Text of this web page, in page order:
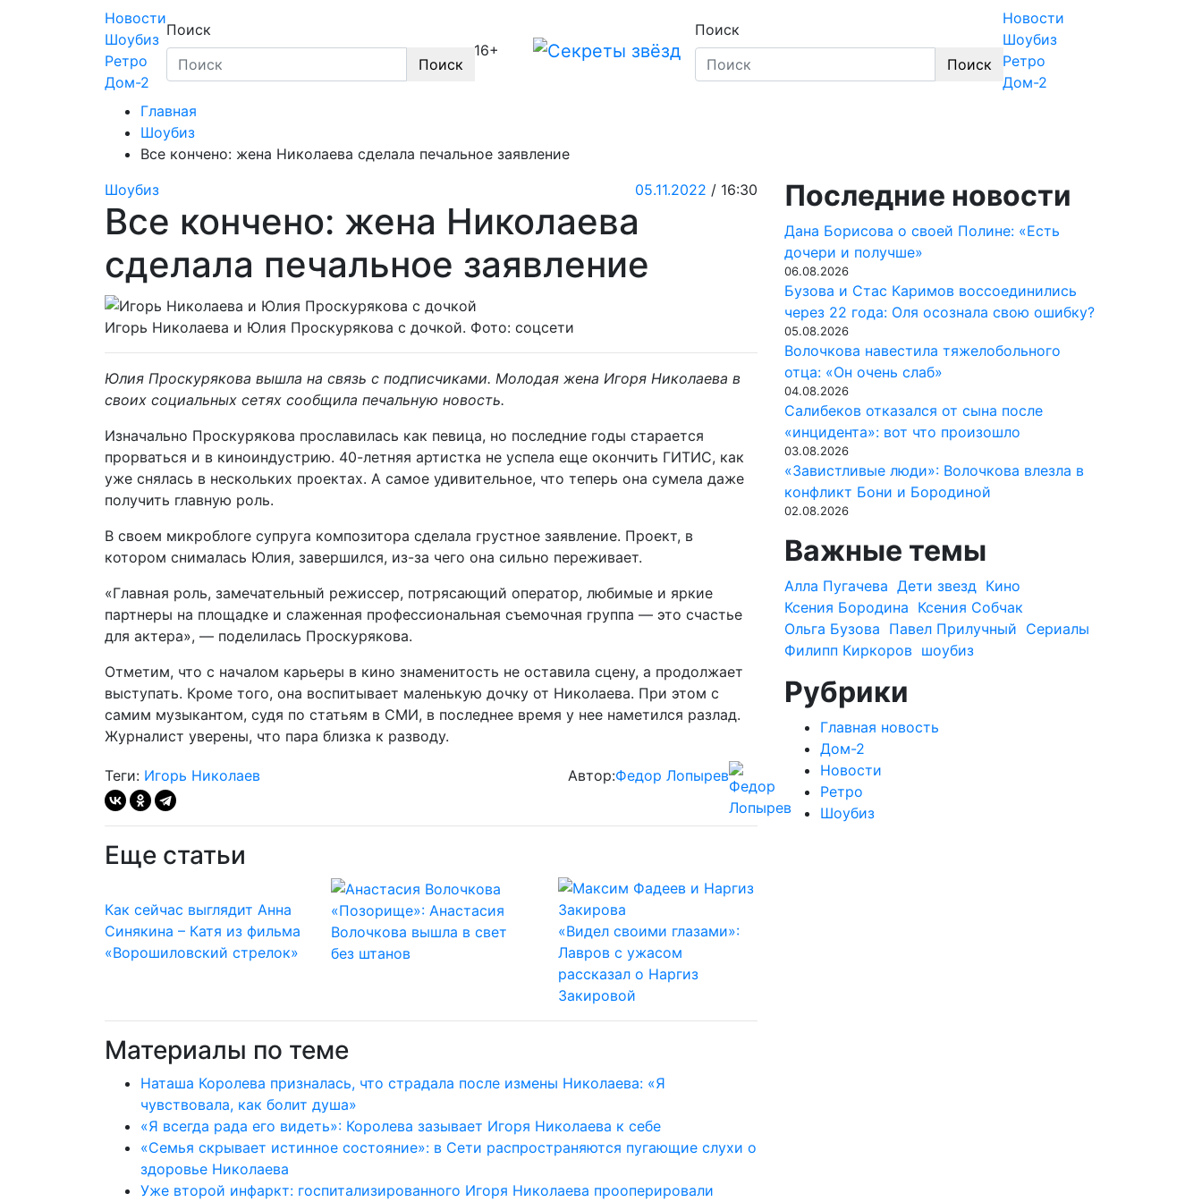
Новости
Шоубиз
Ретро
Дом-2
Поиск
Поиск
16+
Секреты звёзд
Новости, истории звёзд шоу-бизнеса, эксклюзивные фото и видео из
Поиск
Поиск
Новости
Шоубиз
Ретро
Дом-2
Главная
Шоубиз
Все кончено: жена Николаева сделала печальное заявление
Шоубиз
05.11.2022 / 16:30
Все кончено: жена Николаева
сделала печальное заявление
Игорь Николаева и Юлия Проскурякова с дочкой. Фото: соцсети
Юлия Проскурякова вышла на связь с подписчиками. Молодая жена Игоря Николаева в
своих социальных сетях сообщила печальную новость.
Изначально Проскурякова прославилась как певица, но последние годы старается
прорваться и в киноиндустрию. 40-летняя артистка не успела еще окончить ГИТИС, как
уже снялась в нескольких проектах. А самое удивительное, что теперь она сумела даже
получить главную роль.
В своем микроблоге супруга композитора сделала грустное заявление. Проект, в
котором снималась Юлия, завершился, из-за чего она сильно переживает.
«Главная роль, замечательный режиссер, потрясающий оператор, любимые и яркие
партнеры на площадке и слаженная профессиональная съемочная группа — это счастье
для актера», — поделилась Проскурякова.
Отметим, что с началом карьеры в кино знаменитость не оставила сцену, а продолжает
выступать. Кроме того, она воспитывает маленькую дочку от Николаева. При этом с
самим музыкантом, судя по статьям в СМИ, в последнее время у нее наметился разлад.
Журналист уверены, что пара близка к разводу.
Теги: Игорь Николаев Автор:Федор Лопырев
Еще статьи
Как сейчас выглядит Анна
Синякина – Катя из фильма
«Ворошиловский стрелок»
«Позорище»: Анастасия
Волочкова вышла в свет
без штанов
«Видел своими глазами»:
Лавров с ужасом
рассказал о Наргиз
Закировой
Материалы по теме
Наташа Королева призналась, что страдала после измены Николаева: «Я
чувствовала, как болит душа»
«Я всегда рада его видеть»: Королева зазывает Игоря Николаева к себе
«Семья скрывает истинное состояние»: в Сети распространяются пугающие слухи о
здоровье Николаева
Уже второй инфаркт: госпитализированного Игоря Николаева прооперировали
Последние новости
Дана Борисова о своей Полине: «Есть
дочери и получше»
06.08.2026
Бузова и Стас Каримов воссоединились
через 22 года: Оля осознала свою ошибку?
05.08.2026
Волочкова навестила тяжелобольного
отца: «Он очень слаб»
04.08.2026
Салибеков отказался от сына после
«инцидента»: вот что произошло
03.08.2026
«Завистливые люди»: Волочкова влезла в
конфликт Бони и Бородиной
02.08.2026
Важные темы
Алла Пугачева Дети звезд Кино
Ксения Бородина Ксения Собчак
Ольга Бузова Павел Прилучный Сериалы
Филипп Киркоров шоубиз
Рубрики
Главная новость
Дом-2
Новости
Ретро
Шоубиз